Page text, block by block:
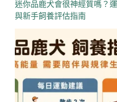
迷你品鹿犬會很神經質嗎？
與新手飼養評估指南